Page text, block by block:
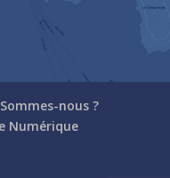
nous ?
Numérique